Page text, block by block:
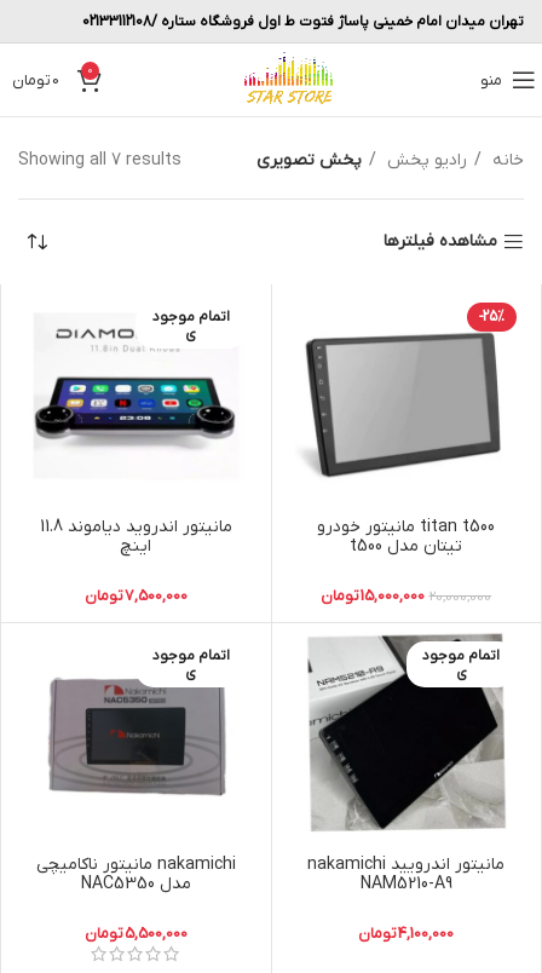
تهران میدان امام خمینی پاساژ فتوت ط اول فروشگاه ستاره /02133112108
منو 0
0تومان
خانه رادیو پخش پخش تصویری Showing all 7 results
مشاهده فیلترها
-25%
titan t500 مانیتور خودرو
تیتان مدل t500
20,000,000
15,000,000تومان
اتمام موجود
ی
مانیتور اندروید دیاموند 11.8
اینچ
7,500,000تومان
اتمام موجود
ی
مانیتور اندرویید nakamichi
NAM5210-A9
4,100,000تومان
اتمام موجود
ی
nakamichi مانیتور ناکامیچی
مدل NAC5350
5,500,000تومان